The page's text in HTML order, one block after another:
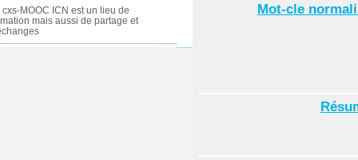
Mot-cle
cxs-MOOC ICN est un lieu de
mais aussi de partage et